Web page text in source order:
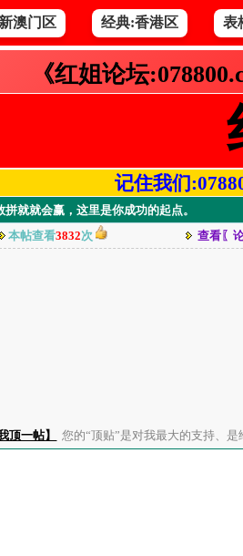
澳门区 经典:香港区 表
《红姐论坛
记住我们
就就会赢，这里是你成功的起点。
本帖查看3832次 查看〖
顶一帖】 您的“顶贴”是对我最大的支持、